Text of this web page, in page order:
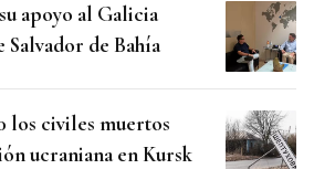
apoyo al Galicia
de Bahía
los civiles muertos
ucraniana en Kursk